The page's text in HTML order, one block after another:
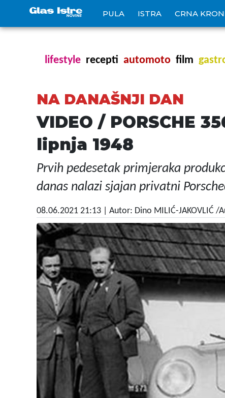
PULA ISTRA CRNA
lifestyle recepti automoto film
NA DANAŠNJI DAN
VIDEO / PORSCHE
lipnja 1948
Prvih pedesetak primjeraka
danas nalazi sjajan privatni
08.06.2021 21:13 | Autor: Dino MILIĆ-JAKOVLIĆ /